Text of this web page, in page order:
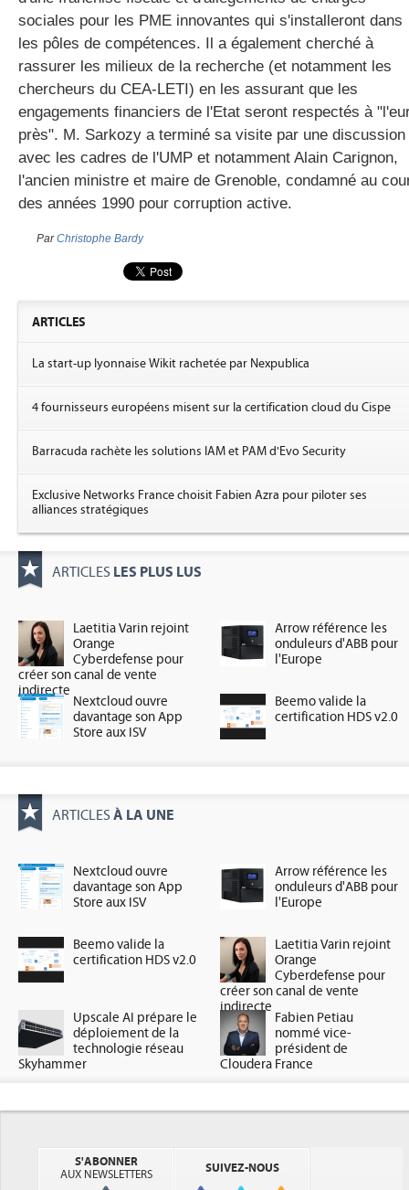
sociales pour les PME innovantes qui s'installeront dans
les pôles de compétences. Il a également cherché à
rassurer les milieux de la recherche (et notamment les
chercheurs du CEA-LETI) en les assurant que les
engagements financiers de l'Etat seront respectés à
près". M. Sarkozy a terminé sa visite par une discussion
avec les cadres de l'UMP et notamment Alain Carignon,
l'ancien ministre et maire de Grenoble, condamné au
des années 1990 pour corruption active.
ParChristophe Bardy
ARTICLES
La start-up lyonnaise Wikit rachetée par Nexpublica
4 fournisseurs européens misent sur la certification cloud du Cispe
Barracuda rachète les solutions IAM et PAM d'Evo Security
Exclusive Networks France choisit Fabien Azra pour piloter ses
alliances stratégiques
ARTICLES LES PLUS LUS
Laetitia Varin rejoint
Orange
Cyberdefense pour
créer son canal de vente
indirecte
Arrow référence les
onduleurs d'ABB pour
l'Europe
Nextcloud ouvre
davantage son App
Store aux ISV
Beemo valide la
certification HDS v2.0
ARTICLES À LA UNE
Nextcloud ouvre
davantage son App
Store aux ISV
Arrow référence les
onduleurs d'ABB pour
l'Europe
Beemo valide la
certification HDS v2.0
Laetitia Varin rejoint
Orange
Cyberdefense pour
créer son canal de vente
indirecte
Upscale AI prépare le
déploiement de la
technologie réseau
Skyhammer
Fabien Petiau
nommé vice-
président de
Cloudera France
S'ABONNER
AUX NEWSLETTERS
SUIVEZ-NOUS